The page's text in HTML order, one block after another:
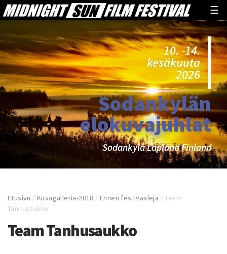
☰
10. -14.
kesäkuuta
2026
Sodankylän
elokuvajuhlat
Sodankylä Lapland Finland
Etusivu /Kuvagalleria-2018 /Ennen festivaaleja /Team
Tanhusaukko
Team Tanhusaukko